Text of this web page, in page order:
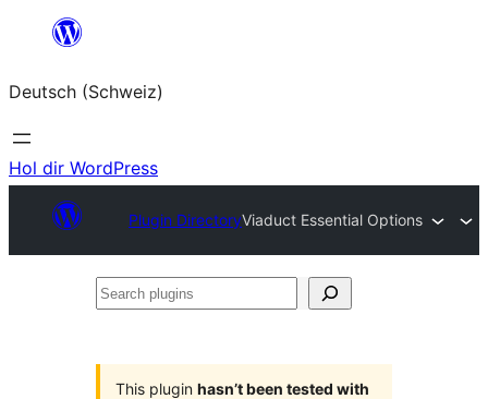
springen
Deutsch (Schweiz)
Hol dir WordPress
Plugin DirectoryViaduct Essential Options
Search
This plugin hasn’t been tested with